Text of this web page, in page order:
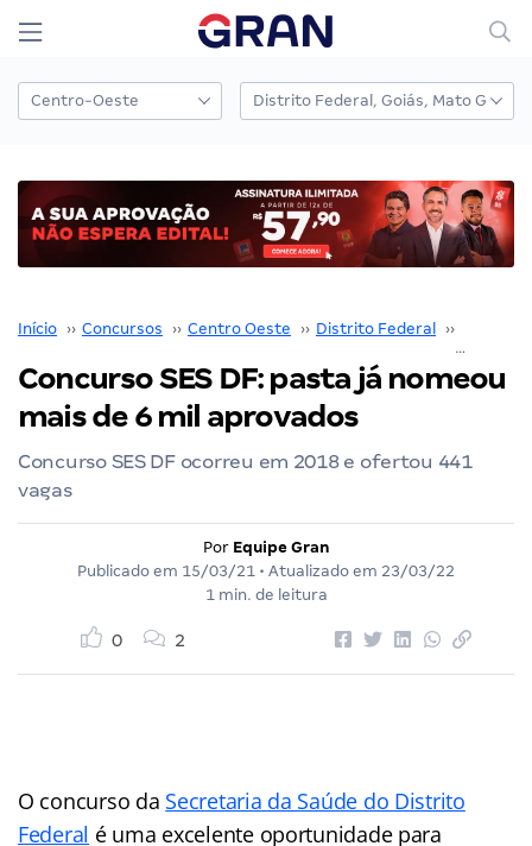
Início ›› Concursos ›› Centro Oeste ›› Distrito Federal ››
Concurso SES DF: pasta já nomeou
mais de 6 mil aprovados
Concurso SES DF ocorreu em 2018 e ofertou 441
vagas
Por Equipe Gran
Publicado em 15/03/21 • Atualizado em 23/03/22
1 min. de leitura
0 2
O concurso da Secretaria da Saúde do Distrito
Federal é uma excelente oportunidade para